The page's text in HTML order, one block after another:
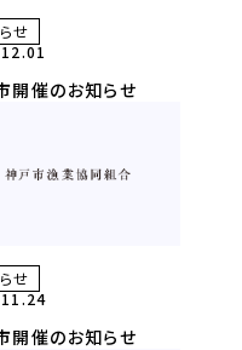
針
せ
開催のお知らせ
せ
開催のお知らせ